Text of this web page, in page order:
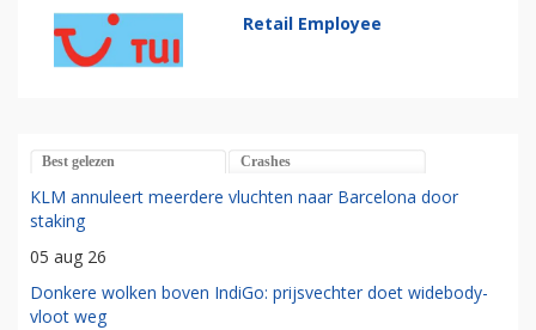
Retail Employee
Best gelezen Crashes
KLM annuleert meerdere vluchten naar Barcelona door
staking
05 aug 26
Donkere wolken boven IndiGo: prijsvechter doet widebody-
vloot weg